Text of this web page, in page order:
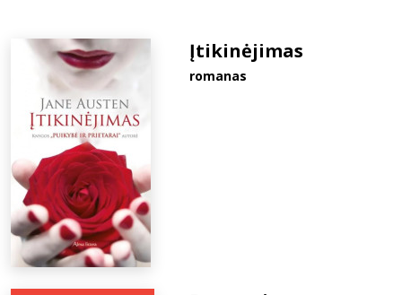
Įtikinėjimas
romanas